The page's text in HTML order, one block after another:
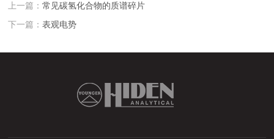
上一篇：常见碳氢化合物的质谱碎片
下一篇：表观电势